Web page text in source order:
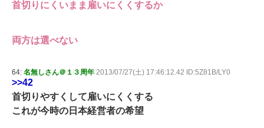
首切りにくいまま雇いにくくするか
両方は選べない
64: 名無しさん＠１３周年 2013/07/27(土) 17:46:12.42 ID:5Z81B/LY0
>>42
首切りやすくして雇いにくくする
これが今時の日本経営者の希望